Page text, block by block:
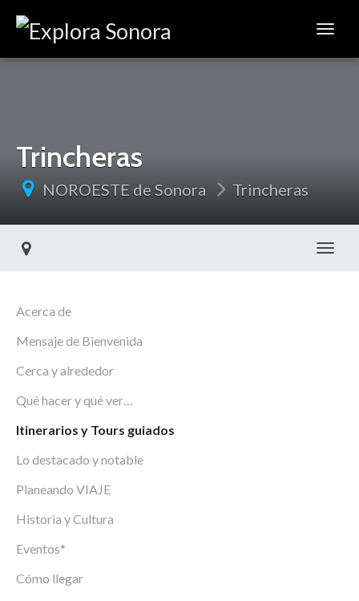
Trincheras
NOROESTE de Sonora Trincheras
Acerca de
Mensaje de Bienvenida
Cerca y alrededor
Qué hacer y qué ver…
Itinerarios y Tours guiados
Lo destacado y notable
Planeando VIAJE
Historia y Cultura
Eventos*
Cómo llegar